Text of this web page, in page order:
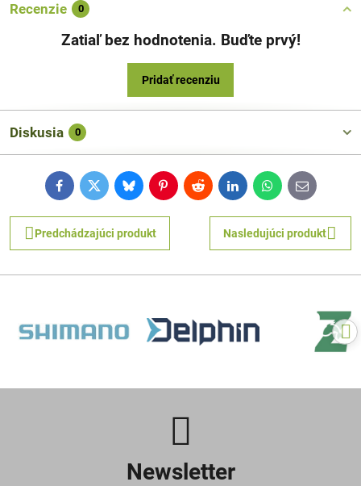
Recenzie 0
Zatiaľ bez hodnotenia. Buďte prvý!
Pridať recenziu
Diskusia 0
FacebookTwitterBlueskyPinterestRedditLinkedInWhatsApp
E-
mail
Predchádzajúci produkt Nasledujúci produkt
Newsletter